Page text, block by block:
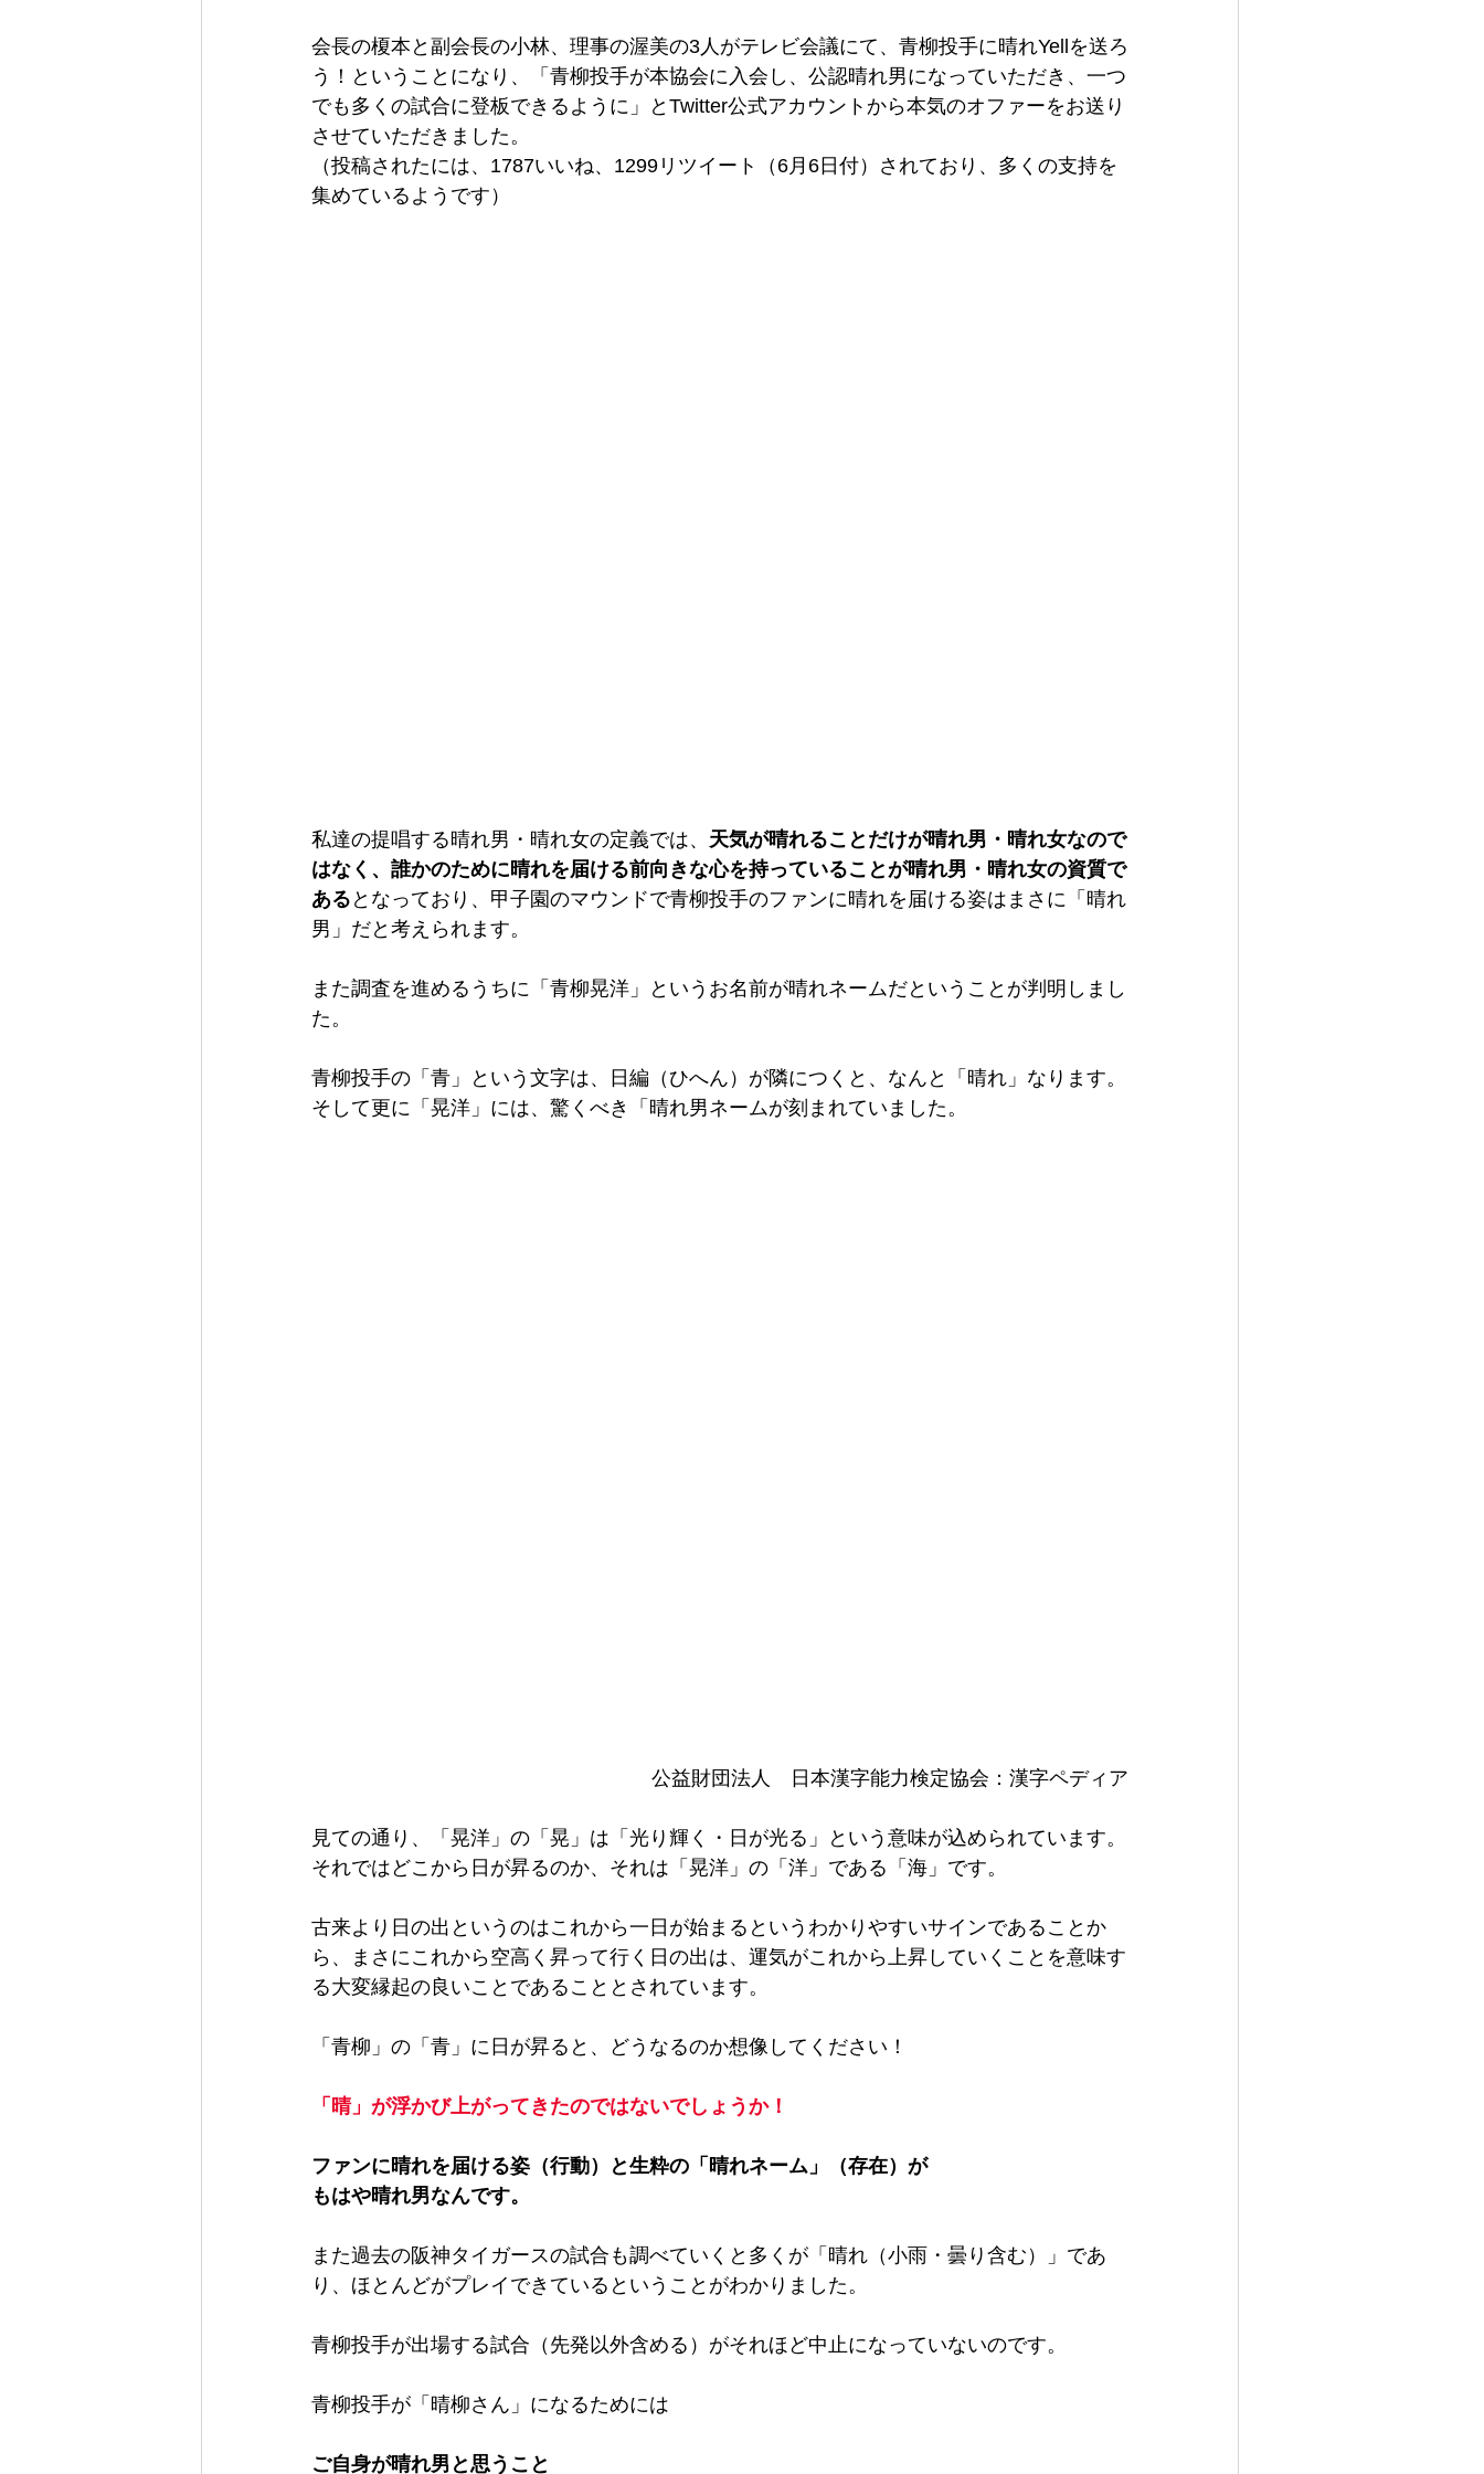
会長の榎本と副会長の小林、理事の渥美の3人がテレビ会議にて、青柳投手に晴れYellを送ろ
う！ということになり、「青柳投手が本協会に入会し、公認晴れ男になっていただき、一つ
でも多くの試合に登板できるように」とTwitter公式アカウントから本気のオファーをお送り
させていただきました。
（投稿されたには、1787いいね、1299リツイート（6月6日付）されており、多くの支持を
集めているようです）
私達の提唱する晴れ男・晴れ女の定義では、 天気が晴れることだけが晴れ男・晴れ女なので
はなく、誰かのために晴れを届ける前向きな心を持っていることが晴れ男・晴れ女の資質で
ある となっており、甲子園のマウンドで青柳投手のファンに晴れを届ける姿はまさに「晴れ
男」だと考えられます。
また調査を進めるうちに「青柳晃洋」というお名前が晴れネームだということが判明しまし
た。
青柳投手の「青」という文字は、日編（ひへん）が隣につくと、なんと「晴れ」なります。
そして更に「晃洋」には、驚くべき「晴れ男ネームが刻まれていました。
公益財団法人　日本漢字能力検定協会：漢字ペディア
見ての通り、「晃洋」の「晃」は「光り輝く・日が光る」という意味が込められています。
それではどこから日が昇るのか、それは「晃洋」の「洋」である「海」です。
古来より日の出というのはこれから一日が始まるというわかりやすいサインであることか
ら、まさにこれから空高く昇って行く日の出は、運気がこれから上昇していくことを意味す
る大変縁起の良いことであることとされています。
「青柳」の「青」に日が昇ると、どうなるのか想像してください！
「晴」が浮かび上がってきたのではないでしょうか！
ファンに晴れを届ける姿（行動）と生粋の「晴れネーム」（存在）が
もはや晴れ男なんです。
また過去の阪神タイガースの試合も調べていくと多くが「晴れ（小雨・曇り含む）」であ
り、ほとんどがプレイできているということがわかりました。
青柳投手が出場する試合（先発以外含める）がそれほど中止になっていないのです。
青柳投手が「晴柳さん」になるためには
ご自身が晴れ男と思うこと